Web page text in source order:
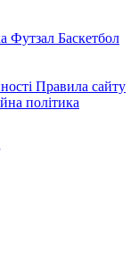
Футзал Баскетбол
Правила сайту
політика